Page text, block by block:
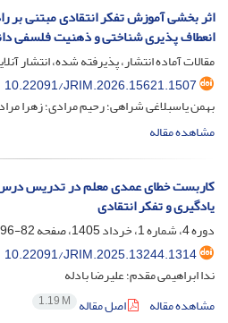
اثر بخشی آموزش تفکر انتقادی مبتنی بر
انعطاف پذیری شناختی و ذهنیت فلسفی
مقالات آماده انتشار، پذیرفته شده، انتشار
10.22091/JRIM.2026.15621.1507
بهمن یاسبلاغی شراهی؛ رحیم مرادی؛ زهرا
مشاهده مقاله
کاربست خطای عمدی معلم در تدریس
یادگیری و تفکر انتقادی
دوره 4، شماره 1، خرداد 1405، صفحه
82-96
10.22091/JRIM.2025.13244.1314
ندا ابراهیمی مقدم؛ علیرضا بادله
مشاهده مقاله
اصل مقاله 1.19 M